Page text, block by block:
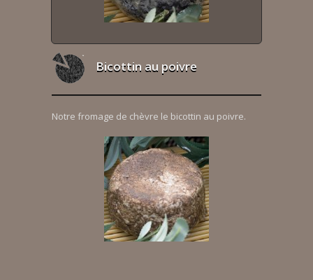
Bicottin au poivre
Notre fromage de chèvre le bicottin au poivre.